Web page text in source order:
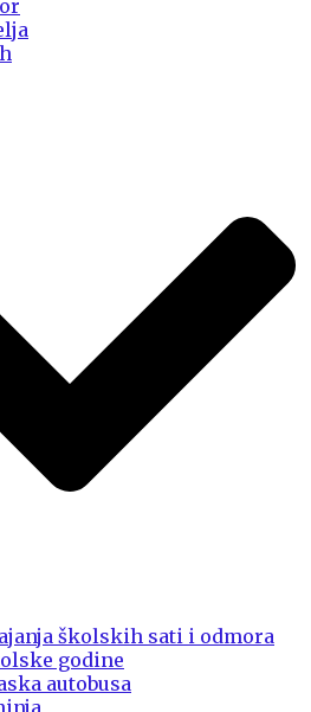
školskih sati i odmora
godine
autobusa